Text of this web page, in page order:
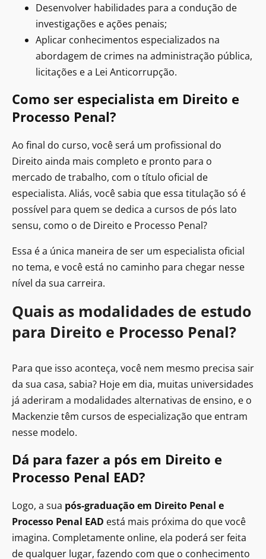
Desenvolver habilidades para a condução de
investigações e ações penais;
Aplicar conhecimentos especializados na
abordagem de crimes na administração pública,
licitações e a Lei Anticorrupção.
Como ser especialista em Direito e
Processo Penal?
Ao final do curso, você será um profissional do
Direito ainda mais completo e pronto para o
mercado de trabalho, com o título oficial de
especialista. Aliás, você sabia que essa titulação só é
possível para quem se dedica a cursos de pós lato
sensu, como o de Direito e Processo Penal?
Essa é a única maneira de ser um especialista oficial
no tema, e você está no caminho para chegar nesse
nível da sua carreira.
Quais as modalidades de estudo
para Direito e Processo Penal?
Para que isso aconteça, você nem mesmo precisa sair
da sua casa, sabia? Hoje em dia, muitas universidades
já aderiram a modalidades alternativas de ensino, e o
Mackenzie têm cursos de especialização que entram
nesse modelo.
Dá para fazer a pós em Direito e
Processo Penal EAD?
Logo, a sua pós-graduação em Direito Penal e
Processo Penal EAD está mais próxima do que você
imagina. Completamente online, ela poderá ser feita
de qualquer lugar, fazendo com que o conhecimento